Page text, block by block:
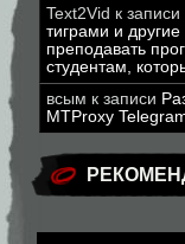
Text2Vid к записи
тиграми и
преподавать
студентам,
всым к записи
MTProxy